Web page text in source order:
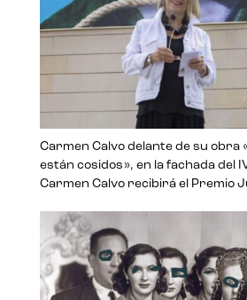
Carmen Calvo delante de su obra
están cosidos», en la fachada del
Carmen Calvo recibirá el Premio